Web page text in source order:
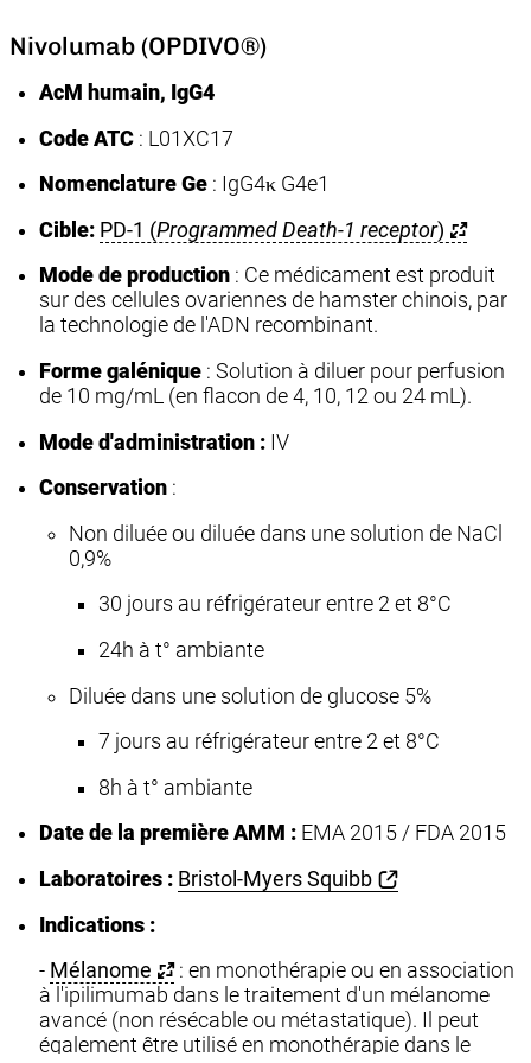
Nivolumab (OPDIVO®)
AcM humain, IgG4
Code ATC : L01XC17
Nomenclature Ge : IgG4κ G4e1
Cible: PD-1 (Programmed Death-1 receptor)
Mode de production : Ce médicament est produit
sur des cellules ovariennes de hamster chinois, par
la technologie de l'ADN recombinant.
Forme galénique : Solution à diluer pour perfusion
de 10 mg/mL (en flacon de 4, 10, 12 ou 24 mL).
Mode d'administration : IV
Conservation :
Non diluée ou diluée dans une solution de NaCl
0,9%
30 jours au réfrigérateur entre 2 et 8°C
24h à t° ambiante
Diluée dans une solution de glucose 5%
7 jours au réfrigérateur entre 2 et 8°C
8h à t° ambiante
Date de la première AMM : EMA 2015 / FDA 2015
Laboratoires : Bristol-Myers Squibb
Indications :
- Mélanome
: en monothérapie ou en association
à l'ipilimumab dans le traitement d'un mélanome
avancé (non résécable ou métastatique). Il peut
également être utilisé en monothérapie dans le